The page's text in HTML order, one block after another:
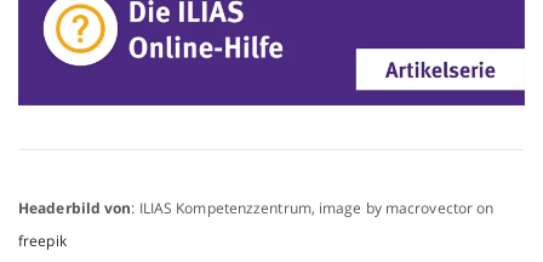
Headerbild von: ILIAS Kompetenzzentrum, image by macrovector on
freepik